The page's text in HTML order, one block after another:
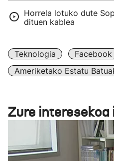
Horrela lotuko dute
dituen kablea
Teknologia
Facebook
Ameriketako Estatu
Zure interesekoa